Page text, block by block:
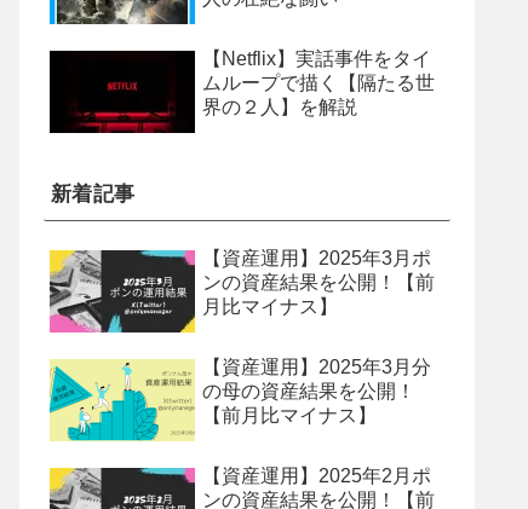
【Netflix】実話事件をタイ
ムループで描く【隔たる世
界の２人】を解説
新着記事
【資産運用】2025年3月ポ
ンの資産結果を公開！【前
月比マイナス】
【資産運用】2025年3月分
の母の資産結果を公開！
【前月比マイナス】
【資産運用】2025年2月ポ
ンの資産結果を公開！【前